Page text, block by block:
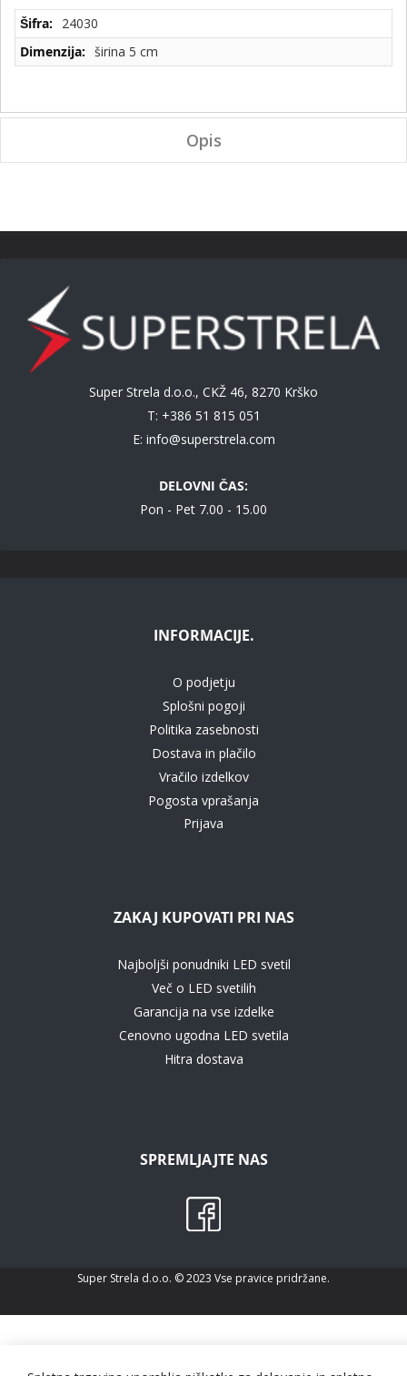
Tehnične
specifikacije
24030
širina 5 cm
Opis
Super Strela d.o.o., CKŽ 46, 8270 Krško
T: +386 51 815 051
E: info@superstrela.com
DELOVNI ČAS:
Pon - Pet 7.00 - 15.00
INFORMACIJE.
O podjetju
Splošni pogoji
Politika zasebnosti
Dostava in plačilo
Vračilo izdelkov
Pogosta vprašanja
Prijava
ZAKAJ KUPOVATI PRI NAS
Najboljši ponudniki LED svetil
Več o LED svetilih
Garancija na vse izdelke
Cenovno ugodna LED svetila
Hitra dostava
SPREMLJAJTE NAS
Super Strela d.o.o. © 2023 Vse pravice pridržane.